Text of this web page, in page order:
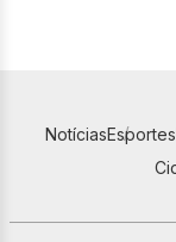
NotíciasEsportes